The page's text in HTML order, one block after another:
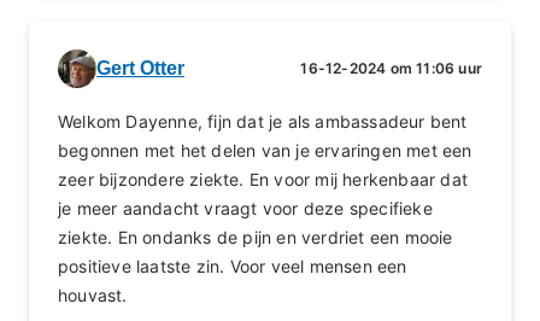
Gert Otter 16-12-2024 om 11:06 uur
Welkom Dayenne, fijn dat je als ambassadeur bent
begonnen met het delen van je ervaringen met een
zeer bijzondere ziekte. En voor mij herkenbaar dat
je meer aandacht vraagt voor deze specifieke
ziekte. En ondanks de pijn en verdriet een mooie
positieve laatste zin. Voor veel mensen een
houvast.